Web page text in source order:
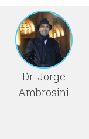
Dr. Jorge
Ambrosini